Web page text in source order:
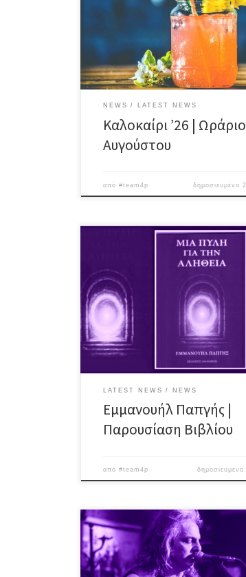
Από 10 έως 20 Αυγούστου θα είμαστε
το απόγευμα (18:00) #egalite_pub ღ
NEWS LATEST NEWS
Καλοκαίρι ’26 | Ωράριο
Αυγούστου
από#team4p δημοσιευμένο
Ο συγγραφέας Εμμανουήλ Παπγής
βιβλίο του με τίτλο “Μια πύλη για
τις Εκδόσεις Διανόηση Ποιος είμαι;
Πού πάω; Υπάρχει ψυχή; Υπάρχει Θεός;
θάνατος; Τι είναι η αλήθεια και ποιος
Υπάρχει ελεύθερη βούληση; Τι είναι η
ποια σχέση έχει με […]
LATEST NEWS NEWS
Εμμανουήλ Παπγής |
Παρουσίαση Βιβλίου
από#team4p δημοσιευμένο
Βραδιά για… μυημένους, παρέα με
είδους! O λατρεμένος (μας) performer
“επίσκεψη”, για ένα μοναδικό